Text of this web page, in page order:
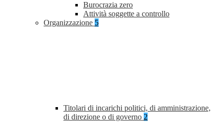
Burocrazia zero
Attività soggette a controllo
Organizzazione 5
Titolari di incarichi politici, di amministrazione,
di direzione o di governo 2